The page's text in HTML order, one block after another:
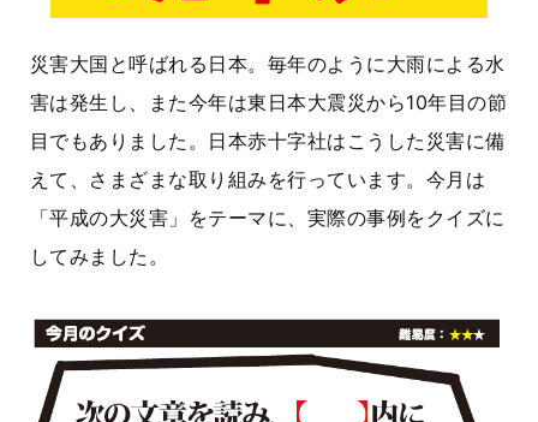
災害大国と呼ばれる日本。毎年のように大雨による水
害は発生し、また今年は東日本大震災から10年目の節
目でもありました。日本赤十字社はこうした災害に備
えて、さまざまな取り組みを行っています。今月は
「平成の大災害」をテーマに、実際の事例をクイズに
してみました。